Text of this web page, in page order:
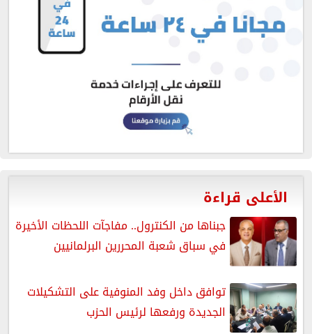
الأعلى قراءة
جبناها من الكنترول.. مفاجآت اللحظات الأخيرة
في سباق شعبة المحررين البرلمانيين
توافق داخل وفد المنوفية على التشكيلات
الجديدة ورفعها لرئيس الحزب